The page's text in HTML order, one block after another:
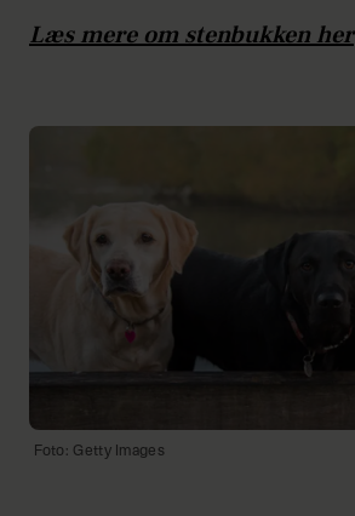
Læs mere om stenbukken her
Foto: Getty Images